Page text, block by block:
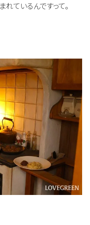
ているんですって。